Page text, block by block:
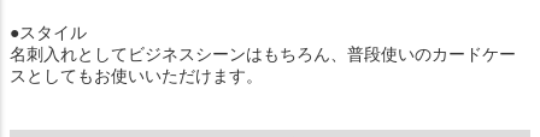
●スタイル
名刺入れとしてビジネスシーンはもちろん、普段使いのカードケー
スとしてもお使いいただけます。